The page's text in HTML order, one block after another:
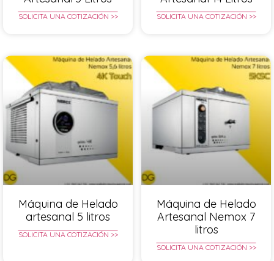
SOLICITA UNA COTIZACIÓN >> SOLICITA UNA COTIZACIÓN >>
Máquina de Helado
artesanal 5 litros
SOLICITA UNA COTIZACIÓN >>
Máquina de Helado
Artesanal Nemox 7
litros
SOLICITA UNA COTIZACIÓN >>